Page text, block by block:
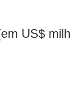
US$